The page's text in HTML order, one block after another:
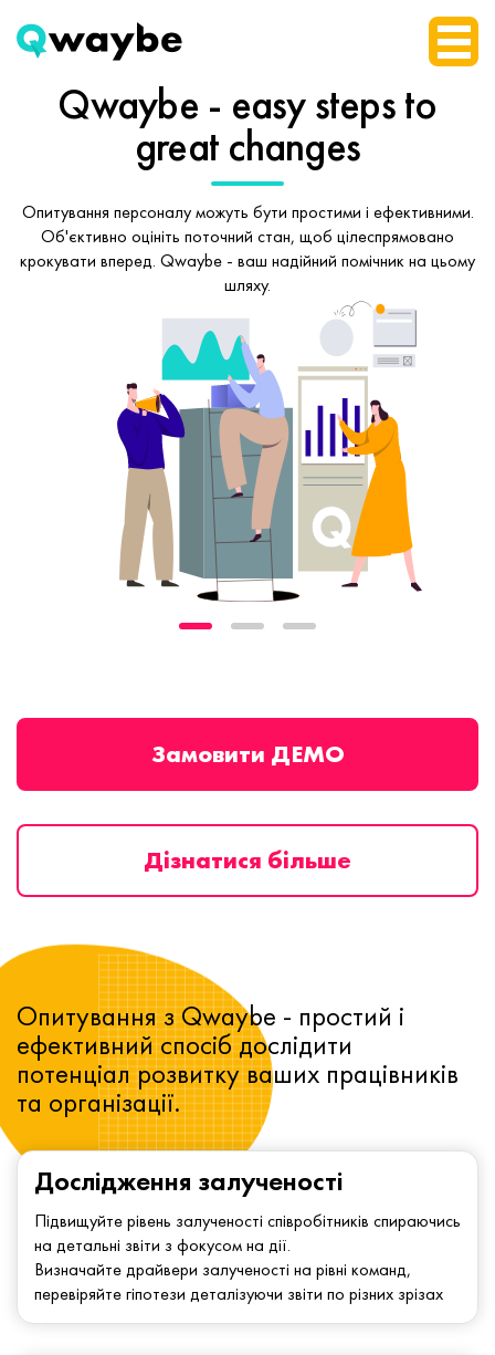
Qwaybe - easy stepsto
great changes
Опитування персоналу можуть бути простими і ефективними.
Об'єктивно оцініть поточний стан, щоб цілеспрямовано
крокувати вперед. Qwaybe - ваш надійний помічник на цьому
шляху.
Замовити ДЕМО
Дізнатися більше
Дослідження залученості
Підвищуйте рівень залученості співробітників спираючись
на детальні звіти з фокусом на дії.
Визначайте драйвери залученості на рівні команд,
перевіряйте гіпотези деталізуючи звіти по різних зрізах
Опитування з Qwaybe - простий і
ефективний спосіб дослідити
потенціал розвитку ваших працівників
та організації.